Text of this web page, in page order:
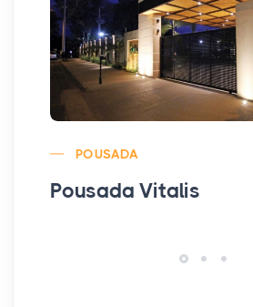
POUSADA
Pousada Vitalis